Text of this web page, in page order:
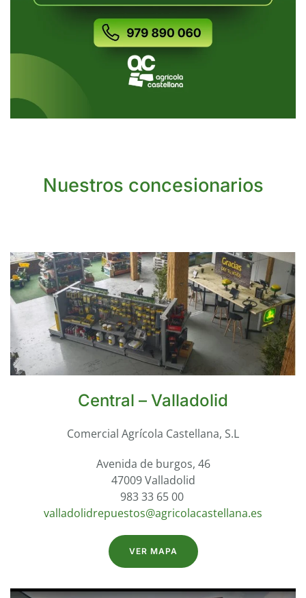
Nuestros concesionarios
Central – Valladolid
Comercial Agrícola Castellana, S.L
Avenida de burgos, 46
47009 Valladolid
983 33 65 00
valladolidrepuestos@agricolacastellana.es
VER MAPA